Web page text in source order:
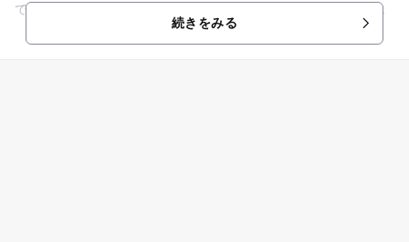
で完成させる楽しさは格別。小さなお子さまも参加でき、休日
続きをみる